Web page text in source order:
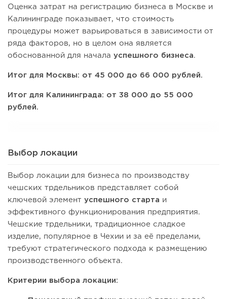
Оценка затрат на регистрацию бизнеса в Москве и
Калининграде показывает, что стоимость
процедуры может варьироваться в зависимости от
ряда факторов, но в целом она является
обоснованной для начала успешного бизнеса.
Итог для Москвы: от 45 000 до 66 000 рублей.
Итог для Калининграда: от 38 000 до 55 000
рублей.
Выбор локации
Выбор локации для бизнеса по производству
чешских трдельников представляет собой
ключевой элемент успешного старта и
эффективного функционирования предприятия.
Чешские трдельники, традиционное сладкое
изделие, популярное в Чехии и за её пределами,
требуют стратегического подхода к размещению
производственного объекта.
Критерии выбора локации: